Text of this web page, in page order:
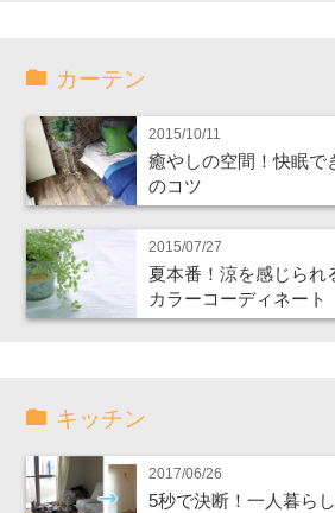
カーテン
2015/10/11
癒やしの空間！快眠で
のコツ
2015/07/27
夏本番！涼を感じられ
カラーコーディネート
キッチン
2017/06/26
5秒で決断！一人暮ら